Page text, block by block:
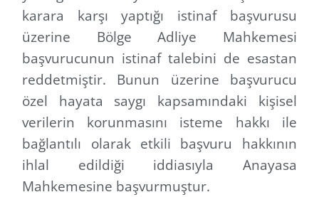
karara karşı yaptığı istinaf başvurusu
üzerine Bölge Adliye Mahkemesi
başvurucunun istinaf talebini de esastan
reddetmiştir. Bunun üzerine başvurucu
özel hayata saygı kapsamındaki kişisel
verilerin korunmasını isteme hakkı ile
bağlantılı olarak etkili başvuru hakkının
ihlal edildiği iddiasıyla Anayasa
Mahkemesine başvurmuştur.